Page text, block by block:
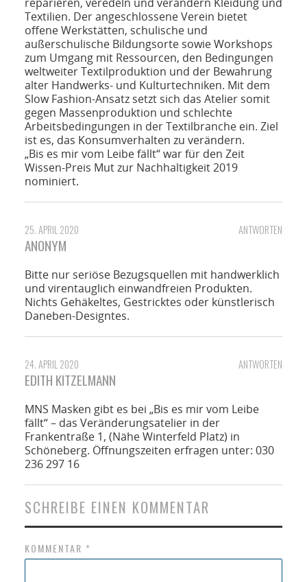
reparieren, veredeln und verändern Kleidung und
Textilien. Der angeschlossene Verein bietet
offene Werkstätten, schulische und
außerschulische Bildungsorte sowie Workshops
zum Umgang mit Ressourcen, den Bedingungen
weltweiter Textilproduktion und der Bewahrung
alter Handwerks- und Kulturtechniken. Mit dem
Slow Fashion-Ansatz setzt sich das Atelier somit
gegen Massenproduktion und schlechte
Arbeitsbedingungen in der Textilbranche ein. Ziel
ist es, das Konsumverhalten zu verändern.
„Bis es mir vom Leibe fällt“ war für den Zeit
Wissen-Preis Mut zur Nachhaltigkeit 2019
nominiert.
ANTWORTEN
25. APRIL 2020
ANONYM
Bitte nur seriöse Bezugsquellen mit handwerklich
und virentauglich einwandfreien Produkten.
Nichts Gehäkeltes, Gestricktes oder künstlerisch
Daneben-Designtes.
ANTWORTEN
24. APRIL 2020
EDITH KITZELMANN
MNS Masken gibt es bei „Bis es mir vom Leibe
fällt“ – das Veränderungsatelier in der
Frankentraße 1, (Nähe Winterfeld Platz) in
Schöneberg. Öffnungszeiten erfragen unter: 030
236 297 16
SCHREIBE EINEN KOMMENTAR
KOMMENTAR *